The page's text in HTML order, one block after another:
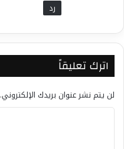
رد
اترك تعليقاً
لن يتم نشر عنوان بريدك الإلكتروني.